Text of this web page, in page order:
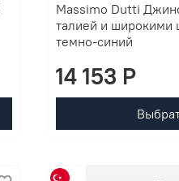
Massimo Dutti
талией и широкими
темно-синий
14 153 P